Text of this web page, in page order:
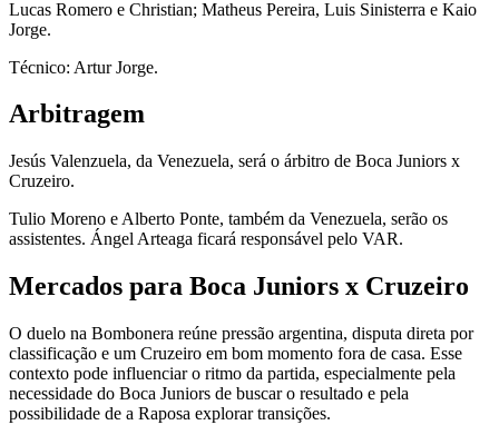
Lucas Romero e Christian; Matheus Pereira, Luis Sinisterra e Kaio
Jorge.
Técnico: Artur Jorge.
Arbitragem
Jesús Valenzuela, da Venezuela, será o árbitro de Boca Juniors x
Cruzeiro.
Tulio Moreno e Alberto Ponte, também da Venezuela, serão os
assistentes. Ángel Arteaga ficará responsável pelo VAR.
Mercados para Boca Juniors x Cruzeiro
O duelo na Bombonera reúne pressão argentina, disputa direta por
classificação e um Cruzeiro em bom momento fora de casa. Esse
contexto pode influenciar o ritmo da partida, especialmente pela
necessidade do Boca Juniors de buscar o resultado e pela
possibilidade de a Raposa explorar transições.